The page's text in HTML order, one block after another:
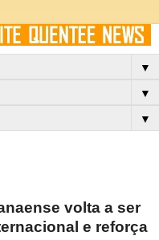
▼
▼
▼
volta a ser
e reforça